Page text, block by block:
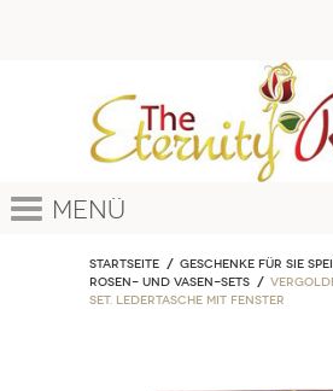
Menü
Startseite
Geschenke für sie
Rosen- und Vasen-Sets
Set. Ledertasche mit Fenster